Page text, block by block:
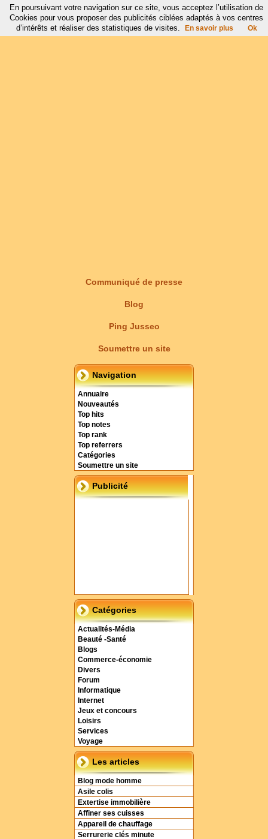
Communiqué de presse
Blog
Ping Jusseo
Soumettre un site
Navigation
Annuaire
Nouveautés
Top hits
Top notes
Top rank
Top referrers
Catégories
Soumettre un site
Publicité
Catégories
Actualités-Média
Beauté -Santé
Blogs
Commerce-économie
Divers
Forum
Informatique
Internet
Jeux et concours
Loisirs
Services
Voyage
Les articles
Blog mode homme
Asile colis
Extertise immobilière
Affiner ses cuisses
Appareil de chauffage
Serrurerie clés minute
En poursuivant votre navigation sur ce site, vous acceptez l’utilisation de
Cookies pour vous proposer des publicités ciblées adaptés à vos centres
d’intérêts et réaliser des statistiques de visites.
En savoir plus Ok